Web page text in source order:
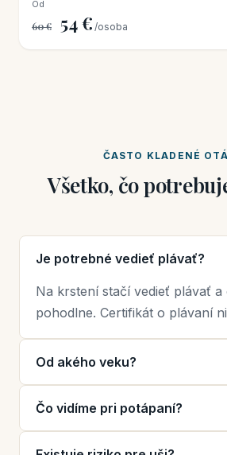
Od
60 € 54 € /osoba
ČASTO KLADENÉ
Všetko, čo
Je potrebné vedieť plávať?
Na krstení stačí vedieť plávať a
pohodlne. Certifikát o plávaní
Od akého veku?
Čo vidíme pri potápaní?